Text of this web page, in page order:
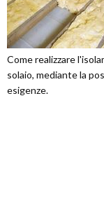
Come realizzare
solaio, mediante la
esigenze.